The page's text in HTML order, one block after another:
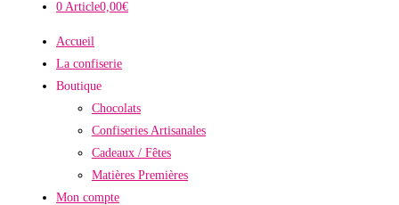
0 Article0,00€
Accueil
La confiserie
Boutique
Chocolats
Confiseries Artisanales
Cadeaux / Fêtes
Matières Premières
Mon compte